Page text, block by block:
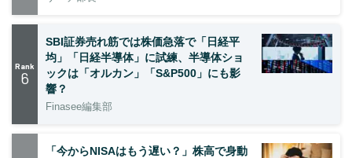
Rank
6
SBI証券売れ筋では株価急落で「日経平
均」「日経半導体」に試練、半導体ショ
ックは「オルカン」「S&P500」にも影
響？
Finasee編集部
「今からNISAはもう遅い？」株高で身動